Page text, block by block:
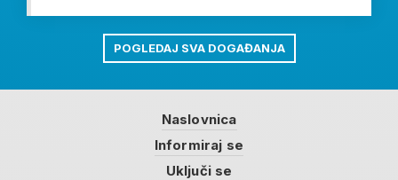
POGLEDAJ SVA DOGAĐANJA
Naslovnica
Informiraj se
Uključi se